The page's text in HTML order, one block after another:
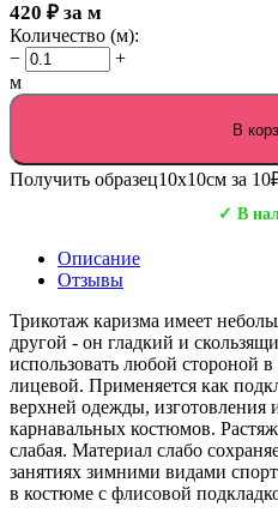
420 ₽ за м
Количество (м):
−
+
м
В
Получить образец10х10см за
✓ В
Описание
Отзывы
Трикотаж каризма имеет
другой - он гладкий и
использовать любой стороной в
лицевой. Применяется как
верхней одежды, изготовления
карнавальных костюмов.
слабая. Материал слабо
занятиях зимними видами
в костюме с флисовой